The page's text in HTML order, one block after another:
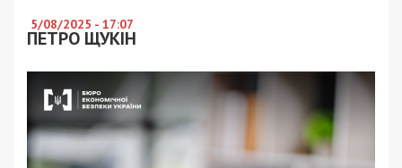
5/08/2025 - 17:07
ПЕТРО ЩУКІН